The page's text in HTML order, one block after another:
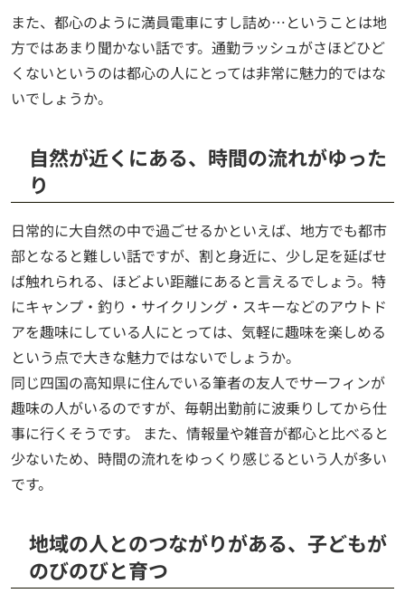
また、都心のように満員電車にすし詰め…ということは地
方ではあまり聞かない話です。通勤ラッシュがさほどひど
くないというのは都心の人にとっては非常に魅力的ではな
いでしょうか。
自然が近くにある、時間の流れがゆった
り
日常的に大自然の中で過ごせるかといえば、地方でも都市
部となると難しい話ですが、割と身近に、少し足を延ばせ
ば触れられる、ほどよい距離にあると言えるでしょう。特
にキャンプ・釣り・サイクリング・スキーなどのアウトド
アを趣味にしている人にとっては、気軽に趣味を楽しめる
という点で大きな魅力ではないでしょうか。
同じ四国の高知県に住んでいる筆者の友人でサーフィンが
趣味の人がいるのですが、毎朝出勤前に波乗りしてから仕
事に行くそうです。 また、情報量や雑音が都心と比べると
少ないため、時間の流れをゆっくり感じるという人が多い
です。
地域の人とのつながりがある、子どもが
のびのびと育つ